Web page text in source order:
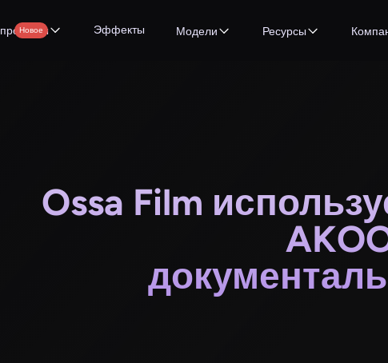
продукты
Новое Эффекты Модели Ресурсы
Ossa Film